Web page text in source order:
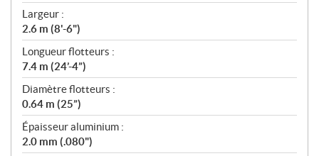
Largeur :
2.6 m (8'-6")
Longueur flotteurs :
7.4 m (24’-4”)
Diamètre flotteurs :
0.64 m (25”)
Épaisseur aluminium :
2.0 mm (.080")